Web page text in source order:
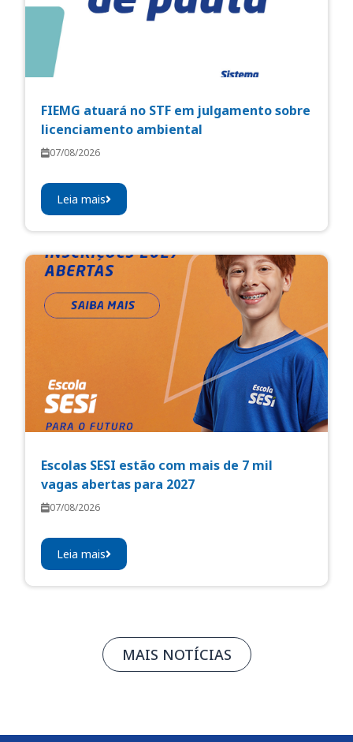
FIEMG atuará no STF em julgamento sobre
licenciamento ambiental
07/08/2026
Leia mais
Escolas SESI estão com mais de 7 mil
vagas abertas para 2027
07/08/2026
Leia mais
MAIS NOTÍCIAS